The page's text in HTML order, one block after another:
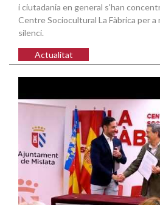
i ciutadania en general s'han
Centre Sociocultural La Fàbrica per
silenci.
Actualitat